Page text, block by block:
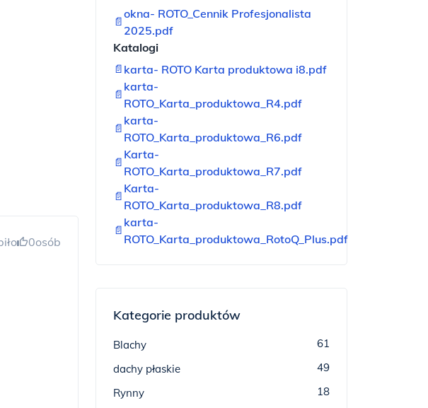
0osób
📄
okna- ROTO_Cennik Profesjonalista
2025.pdf
Katalogi
📄 karta- ROTO Karta produktowa i8.pdf
📄
karta-
ROTO_Karta_produktowa_R4.pdf
📄
karta-
ROTO_Karta_produktowa_R6.pdf
📄
Karta-
ROTO_Karta_produktowa_R7.pdf
📄
Karta-
ROTO_Karta_produktowa_R8.pdf
📄
karta-
ROTO_Karta_produktowa_RotoQ_Plus.pdf
Kategorie produktów
Blachy
61
dachy płaskie
49
Rynny
18